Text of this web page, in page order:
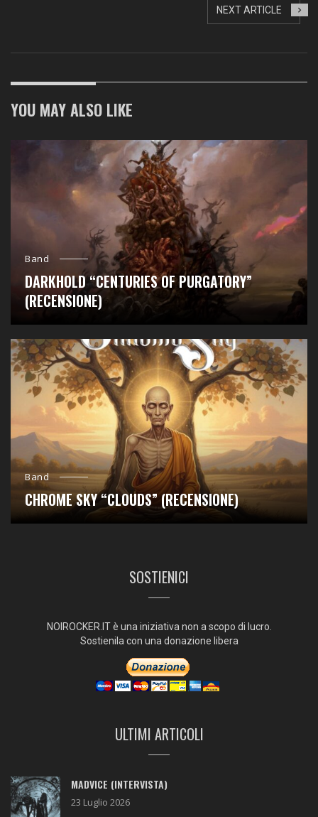
NEXT ARTICLE
YOU MAY ALSO LIKE
Band
DARKHOLD “CENTURIES OF PURGATORY”
(RECENSIONE)
Band
CHROME SKY “CLOUDS” (RECENSIONE)
SOSTIENICI
NOIROCKER.IT è una iniziativa non a scopo di lucro.
Sostienila con una donazione libera
ULTIMI ARTICOLI
MADVICE (INTERVISTA)
23 Luglio 2026